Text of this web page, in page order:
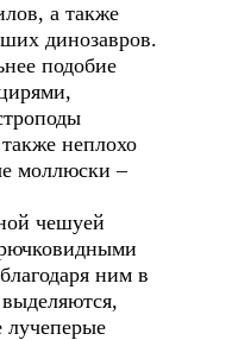
а также
динозавров.
подобие
неплохо
моллюски –
чешуей
ним в
лучеперые